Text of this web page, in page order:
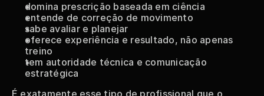
domina prescrição baseada em ciência
entende de correção de movimento
sabe avaliar e planejar
oferece experiência e resultado, não apenas
treino
tem autoridade técnica e comunicação
estratégica
É exatamente esse tipo de profissional que o